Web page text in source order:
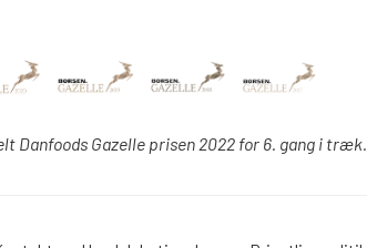
Danfoods Gazelle prisen 2022 for 6. gang i træk.